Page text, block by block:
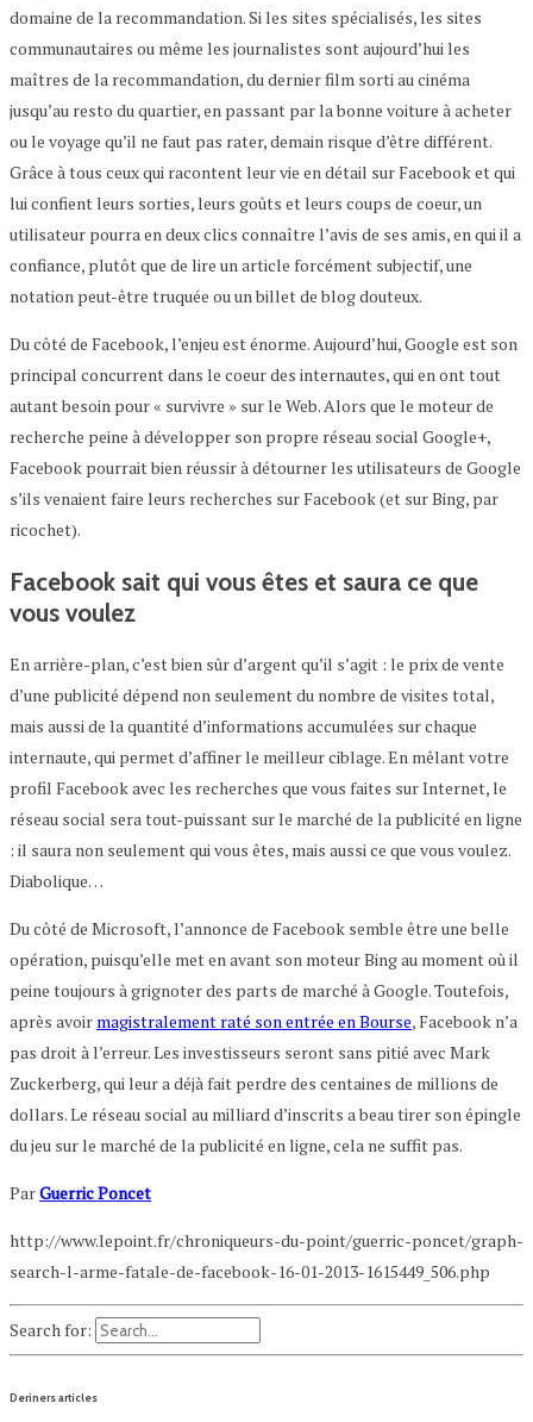
domaine de la recommandation. Si les sites spécialisés, les sites
communautaires ou même les journalistes sont aujourd’hui les
maîtres de la recommandation, du dernier film sorti au cinéma
jusqu’au resto du quartier, en passant par la bonne voiture à acheter
ou le voyage qu’il ne faut pas rater, demain risque d’être différent.
Grâce à tous ceux qui racontent leur vie en détail sur Facebook et qui
lui confient leurs sorties, leurs goûts et leurs coups de coeur, un
utilisateur pourra en deux clics connaître l’avis de ses amis, en qui il a
confiance, plutôt que de lire un article forcément subjectif, une
notation peut-être truquée ou un billet de blog douteux.
Du côté de Facebook, l’enjeu est énorme. Aujourd’hui, Google est son
principal concurrent dans le coeur des internautes, qui en ont tout
autant besoin pour « survivre » sur le Web. Alors que le moteur de
recherche peine à développer son propre réseau social Google+,
Facebook pourrait bien réussir à détourner les utilisateurs de Google
s’ils venaient faire leurs recherches sur Facebook (et sur Bing, par
ricochet).
Facebook sait qui vous êtes et saura ce que
vous voulez
En arrière-plan, c’est bien sûr d’argent qu’il s’agit : le prix de vente
d’une publicité dépend non seulement du nombre de visites total,
mais aussi de la quantité d’informations accumulées sur chaque
internaute, qui permet d’affiner le meilleur ciblage. En mêlant votre
profil Facebook avec les recherches que vous faites sur Internet, le
réseau social sera tout-puissant sur le marché de la publicité en ligne
: il saura non seulement qui vous êtes, mais aussi ce que vous voulez.
Diabolique…
Du côté de Microsoft, l’annonce de Facebook semble être une belle
opération, puisqu’elle met en avant son moteur Bing au moment où il
peine toujours à grignoter des parts de marché à Google. Toutefois,
après avoir magistralement raté son entrée en Bourse, Facebook n’a
pas droit à l’erreur. Les investisseurs seront sans pitié avec Mark
Zuckerberg, qui leur a déjà fait perdre des centaines de millions de
dollars. Le réseau social au milliard d’inscrits a beau tirer son épingle
du jeu sur le marché de la publicité en ligne, cela ne suffit pas.
ParGuerric Poncet
http://www.lepoint.fr/chroniqueurs-du-point/guerric-poncet/graph-
search-l-arme-fatale-de-facebook-16-01-2013-1615449_506.php
Search for:
Deriners articles